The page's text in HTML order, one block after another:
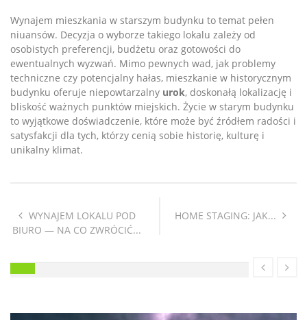
Wynajem mieszkania w starszym budynku to temat pełen
niuansów. Decyzja o wyborze takiego lokalu zależy od
osobistych preferencji, budżetu oraz gotowości do
ewentualnych wyzwań. Mimo pewnych wad, jak problemy
techniczne czy potencjalny hałas, mieszkanie w historycznym
budynku oferuje niepowtarzalny urok, doskonałą lokalizację i
bliskość ważnych punktów miejskich. Życie w starym budynku
to wyjątkowe doświadczenie, które może być źródłem radości i
satysfakcji dla tych, którzy cenią sobie historię, kulturę i
unikalny klimat.
WYNAJEM LOKALU POD
BIURO — NA CO ZWRÓCIĆ...
HOME STAGING: JAK...